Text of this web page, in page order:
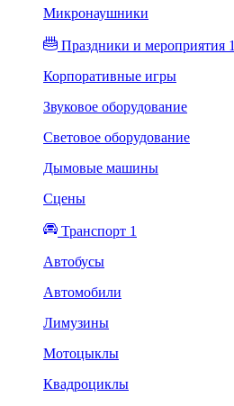
Микронаушники
Праздники и мероприятия 1
Корпоративные игры
Звуковое оборудование
Световое оборудование
Дымовые машины
Сцены
Транспорт 1
Автобусы
Автомобили
Лимузины
Мотоцыклы
Квадроциклы